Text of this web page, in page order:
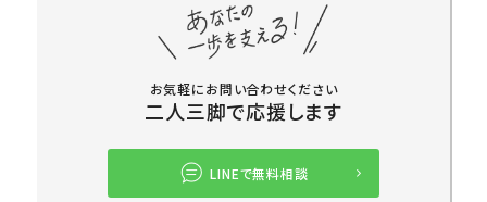
お気軽にお問い合わせください
二人三脚で応援します
LINEで無料相談